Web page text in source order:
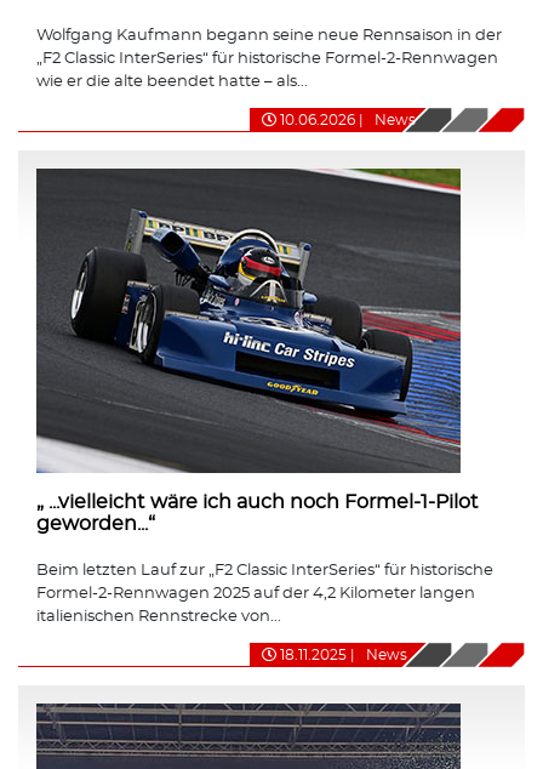
Wolfgang Kaufmann begann seine neue Rennsaison in der
„F2 Classic InterSeries“ für historische Formel-2-Rennwagen
wie er die alte beendet hatte – als...
10.06.2026 News
„ ...vielleicht wäre ich auch noch Formel-1-Pilot
geworden...“
Beim letzten Lauf zur „F2 Classic InterSeries“ für historische
Formel-2-Rennwagen 2025 auf der 4,2 Kilometer langen
italienischen Rennstrecke von...
18.11.2025 News